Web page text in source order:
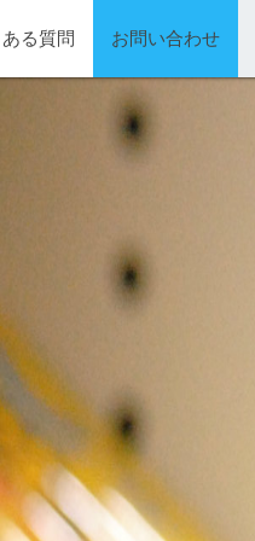
る質問 お問い合わせ